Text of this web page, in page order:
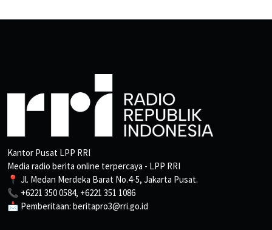
Kantor Pusat LPP RRI
Media radio berita online terpercaya - LPP RRI
📍 Jl. Medan Merdeka Barat No.4-5, Jakarta Pusat.
📞 +6221 350 0584, +6221 351 1086
📩 Pemberitaan: beritapro3@rri.go.id